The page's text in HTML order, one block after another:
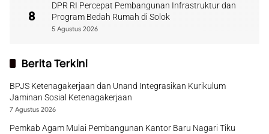
8
DPR RI Percepat Pembangunan Infrastruktur dan
Program Bedah Rumah di Solok
5 Agustus 2026
Berita Terkini
BPJS Ketenagakerjaan dan Unand Integrasikan Kurikulum
Jaminan Sosial Ketenagakerjaan
7 Agustus 2026
Pemkab Agam Mulai Pembangunan Kantor Baru Nagari Tiku